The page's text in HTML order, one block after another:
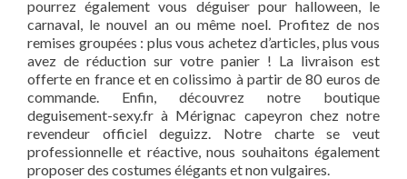
pourrez également vous déguiser pour halloween, le
carnaval, le nouvel an ou même noel. Profitez de nos
remises groupées : plus vous achetez d’articles, plus vous
avez de réduction sur votre panier ! La livraison est
offerte en france et en colissimo à partir de 80 euros de
commande. Enfin, découvrez notre boutique
deguisement-sexy.fr à Mérignac capeyron chez notre
revendeur officiel deguizz. Notre charte se veut
professionnelle et réactive, nous souhaitons également
proposer des costumes élégants et non vulgaires.